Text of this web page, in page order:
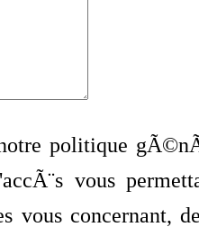
politique
vous
vous concernant,